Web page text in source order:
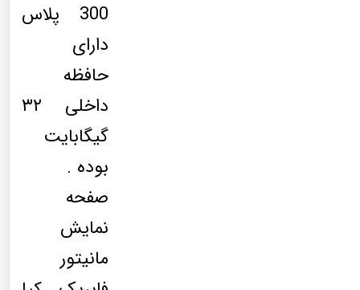
300 پلاس
دارای
حافظه
داخلی ۳۲
گیگابایت
بوده .
صفحه
نمایش
مانیتور